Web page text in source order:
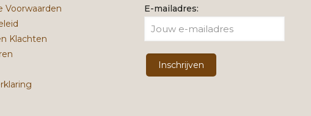
Voorwaarden
Klachten
E-mailadres: